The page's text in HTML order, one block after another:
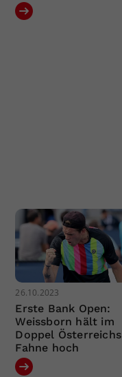
26.10.2023
Erste Bank Open:
Weissborn hält im
Doppel Österreichs
Fahne hoch